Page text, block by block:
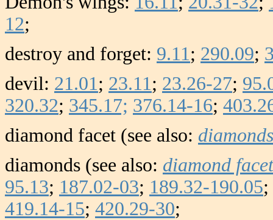
12;
destroy and forget: 9.11; 290.09;
devil: 21.01; 23.11; 23.26-27;
320.32; 345.17; 376.14-16;
diamond facet (see also: diamonds
diamonds (see also: diamond facet
95.13; 187.02-03; 189.32-190.05;
419.14-15; 420.29-30;